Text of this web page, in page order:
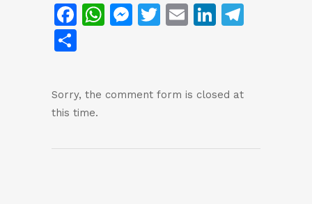
Facebook
WhatsApp
Messenger
Twitter
EmailLinkedIn
Sorry, the comment form is closed at
this time.